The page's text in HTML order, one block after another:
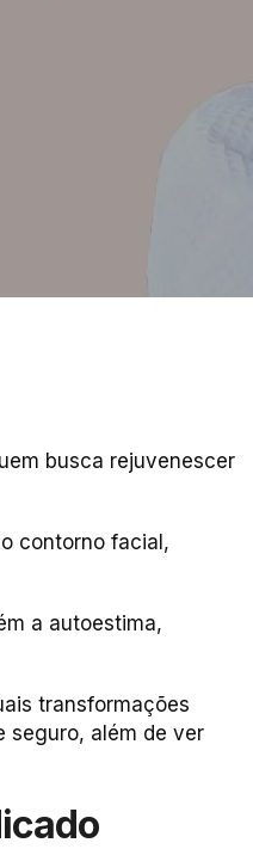
busca rejuvenescer
contorno facial,
a autoestima,
transformações
seguro, além de ver